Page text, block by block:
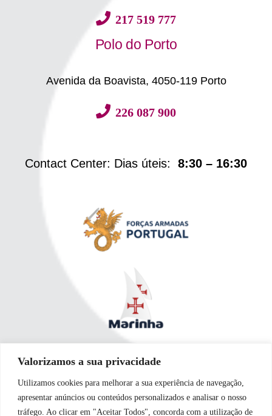
Valorizamos a sua privacidade
Utilizamos cookies para melhorar a sua experiência de navegação,
apresentar anúncios ou conteúdos personalizados e analisar o nosso
tráfego. Ao clicar em "Aceitar Todos", concorda com a utilização de
217 519 777
Polo do Porto
Avenida da Boavista, 4050-119 Porto
226 087 900
Contact Center: Dias úteis: 8:30 – 16:30